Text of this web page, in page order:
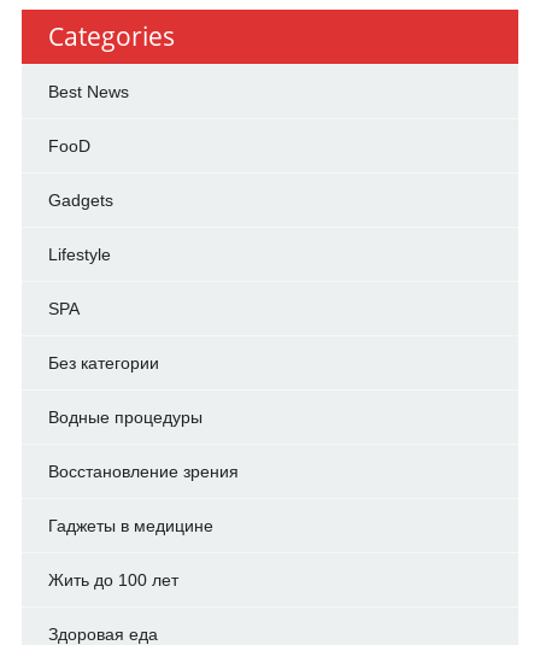
Categories
Best News
FooD
Gadgets
Lifestyle
SPA
Без категории
Водные процедуры
Восстановление зрения
Гаджеты в медицине
Жить до 100 лет
Здоровая еда